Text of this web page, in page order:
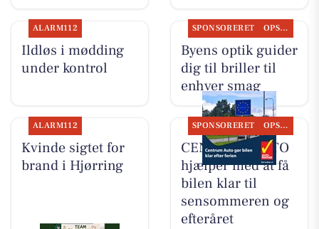
ALARM112
Ildløs i mødding
under kontrol
SPONSORERET OPSLAGSTAVLEN
Byens optik guider
dig til briller til
enhver smag
ALARM112
Kvinde sigtet for
brand i Hjørring
SPONSORERET OPSLAGSTAVLEN
CENTRUM AUTO
hjælper med at få
bilen klar til
sensommeren og
efteråret